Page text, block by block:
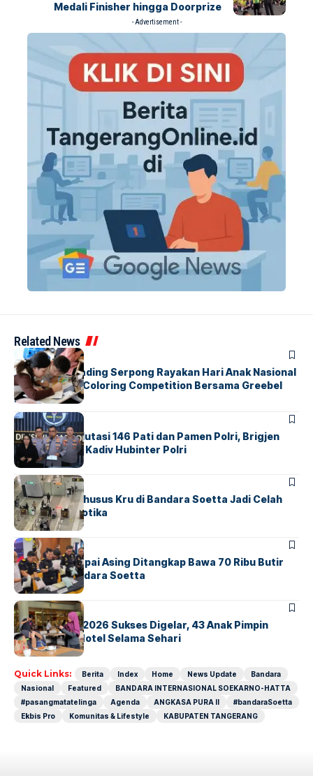
Medali Finisher hingga Doorprize
- Advertisement -
Related News
BERITAINDEX
Atria Hotel Gading Serpong Rayakan Hari Anak Nasional
Lewat Family Coloring Competition Bersama Greebel
Indonesia
BERITA
Mabes Polri Mutasi 146 Pati dan Pamen Polri, Brigjen
Untung Jabat Kadiv Hubinter Polri
BANDARABERITA
Ketika Jalur Khusus Kru di Bandara Soetta Jadi Celah
Sindikat Narkotika
BANDARA BERITA
Kopilot Maskapai Asing Ditangkap Bawa 70 Ribu Butir
Ekstasi di Bandara Soetta
BERITAINDEX
GM For A Day 2026 Sukses Digelar, 43 Anak Pimpin
Operasional Hotel Selama Sehari
Quick Links: Berita Index Home News Update
Bandara
Nasional
Featured
BANDARA INTERNASIONAL SOEKARNO-HATTA
#pasangmatatelinga
Agenda ANGKASA PURA II
#bandaraSoetta
Ekbis Pro
Komunitas & Lifestyle KABUPATEN TANGERANG